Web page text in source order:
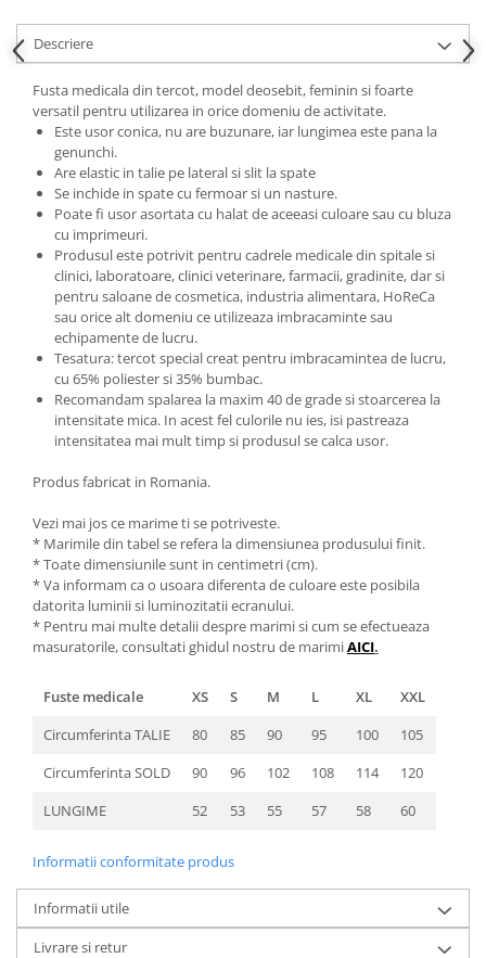
Descriere
Fusta medicala din tercot, model deosebit, feminin si foarte
versatil pentru utilizarea in orice domeniu de activitate.
Este usor conica, nu are buzunare, iar lungimea este pana la
genunchi.
Are elastic in talie pe lateral si slit la spate
Se inchide in spate cu fermoar si un nasture.
Poate fi usor asortata cu halat de aceeasi culoare sau cu bluza
cu imprimeuri.
Produsul este potrivit pentru cadrele medicale din spitale si
clinici, laboratoare, clinici veterinare, farmacii, gradinite, dar si
pentru saloane de cosmetica, industria alimentara, HoReCa
sau orice alt domeniu ce utilizeaza imbracaminte sau
echipamente de lucru.
Tesatura: tercot special creat pentru imbracamintea de lucru,
cu 65% poliester si 35% bumbac.
Recomandam spalarea la maxim 40 de grade si stoarcerea la
intensitate mica. In acest fel culorile nu ies, isi pastreaza
intensitatea mai mult timp si produsul se calca usor.
Produs fabricat in Romania.
Vezi mai jos ce marime ti se potriveste.
* Marimile din tabel se refera la dimensiunea produsului finit.
* Toate dimensiunile sunt in centimetri (cm).
* Va informam ca o usoara diferenta de culoare este posibila
datorita luminii si luminozitatii ecranului.
* Pentru mai multe detalii despre marimi si cum se efectueaza
masuratorile, consultati ghidul nostru de marimiAICI.
Fuste medicale XS S M L XL
XXL
Circumferinta TALIE
80 85 90 95 100
105
Circumferinta SOLD
90 96 102 108 114
120
LUNGIME
52 53 55 57 58 60
Informatii conformitate produs
Informatii utile
Livrare si retur